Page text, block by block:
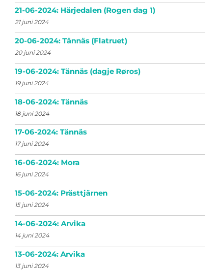
21-06-2024: Härjedalen (Rogen dag 1)
21 juni 2024
20-06-2024: Tännäs (Flatruet)
20 juni 2024
19-06-2024: Tännäs (dagje Røros)
19 juni 2024
18-06-2024: Tännäs
18 juni 2024
17-06-2024: Tännäs
17 juni 2024
16-06-2024: Mora
16 juni 2024
15-06-2024: Prästtjärnen
15 juni 2024
14-06-2024: Arvika
14 juni 2024
13-06-2024: Arvika
13 juni 2024